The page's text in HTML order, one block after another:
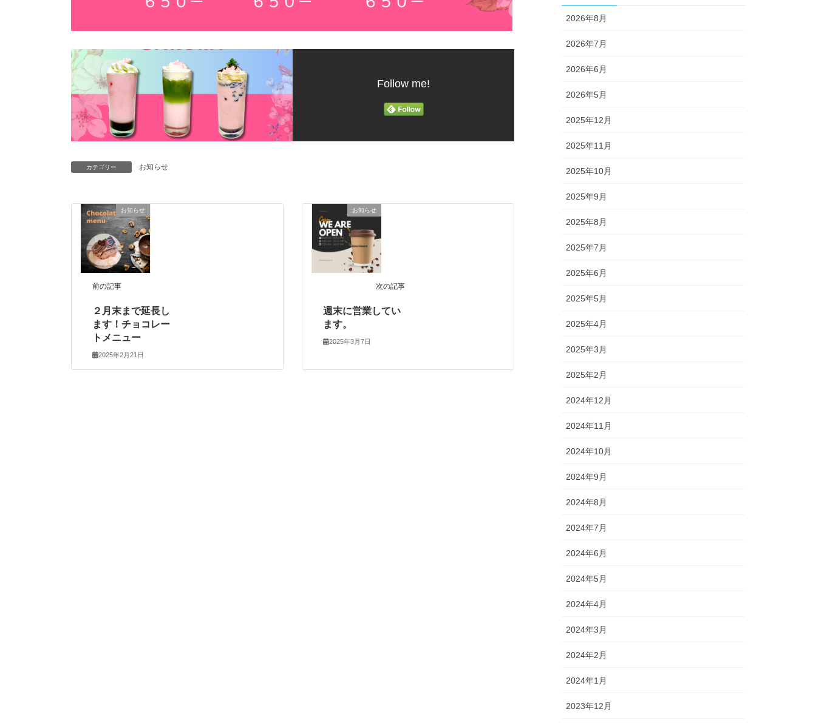
Follow me!
カテゴリー お知らせ
お知らせ
前の記事
２月末まで延長し
ます！チョコレー
トメニュー
2025年2月21日
お知らせ
次の記事
週末に営業してい
ます。
2025年3月7日
2026年8月
2026年7月
2026年6月
2026年5月
2025年12月
2025年11月
2025年10月
2025年9月
2025年8月
2025年7月
2025年6月
2025年5月
2025年4月
2025年3月
2025年2月
2024年12月
2024年11月
2024年10月
2024年9月
2024年8月
2024年7月
2024年6月
2024年5月
2024年4月
2024年3月
2024年2月
2024年1月
2023年12月